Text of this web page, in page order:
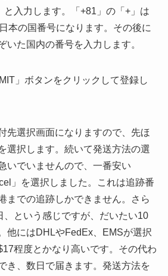
と入力します。「+81」の「+」は
本の国番号になります。その後に
いた国内の番号を入力します。
」ボタンをクリックして登録し
先選択画面になりますので、先ほ
選択します。続いて発送方法の選
いでいませんので、一番安い
」を選択しました。これは追跡番
までの追跡しかできません。さら
、という感じですが、だいたい10
他にはDHLやFedEx、EMSが選択
程度とかなり高いです。その代わ
き、数日で届きます。発送方法を